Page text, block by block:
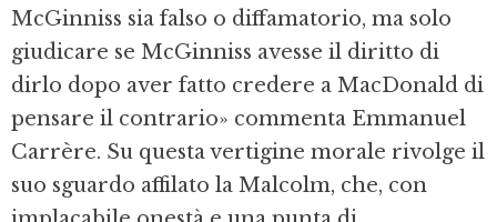
McGinniss sia falso o diffamatorio, ma solo
giudicare se McGinniss avesse il diritto di
dirlo dopo aver fatto credere a MacDonald di
pensare il contrario» commenta Emmanuel
Carrère. Su questa vertigine morale rivolge il
suo sguardo affilato la Malcolm, che, con